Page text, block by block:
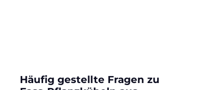
Häufig gestellte Fragen zu